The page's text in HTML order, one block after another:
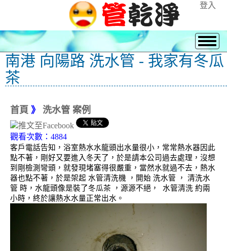
登入
南港 向陽路 洗水管 - 我家有冬瓜
茶
首頁 》 洗水管 案例
觀看次數：4884
客戶電話告知，浴室熱水水龍頭出水量很小，常常熱水器因此
點不著，剛好又要進入冬天了，於是請本公司過去處理，沒想
到剛檢測彎頭，就發現堵塞得很嚴重，當然水就過不去，熱水
器也點不著，於是架起 水管清洗機 ，開始 洗水管 ， 清洗水
管 時，水龍頭像是裝了冬瓜茶 ，源源不絕， 水管清洗 約兩
小時，終於讓熱水水量正常出水。